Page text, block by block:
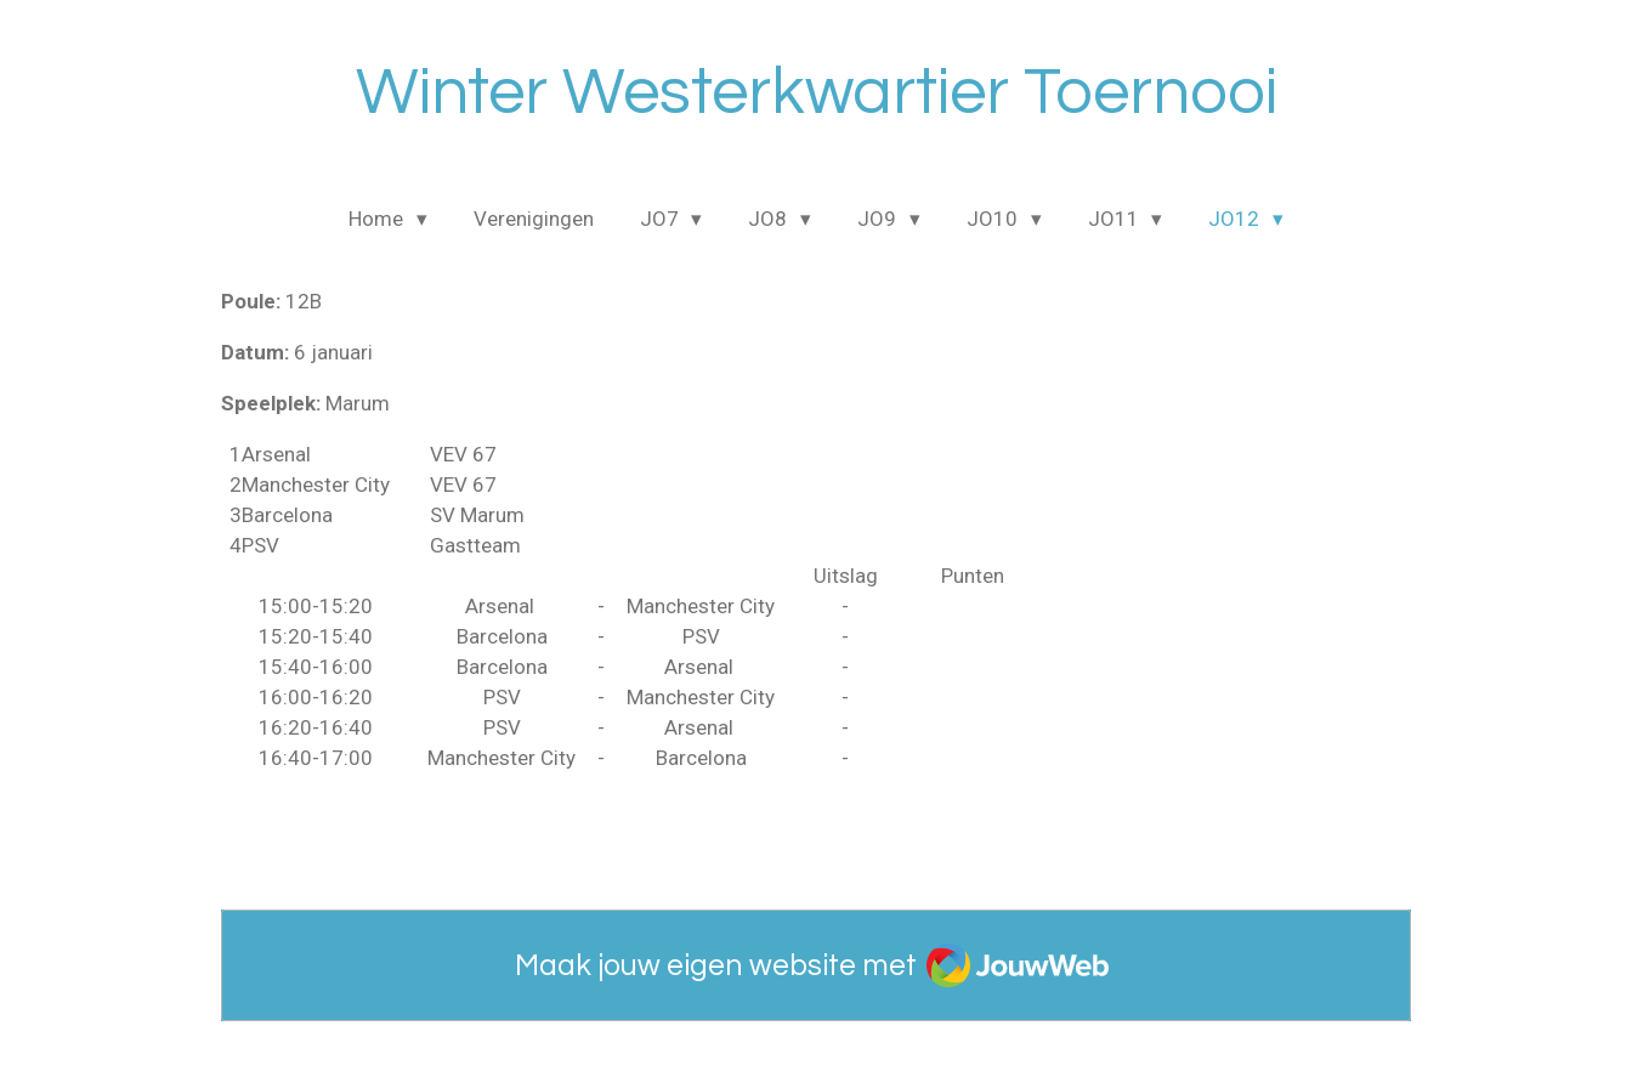
Winter Westerkwartier Toernooi
Home Verenigingen JO7 JO8 JO9 JO10 JO11 JO12
Poule: 12B
Datum: 6 januari
Speelplek: Marum
1 Arsenal
VEV 67
2Manchester City
VEV 67
3Barcelona
SV Marum
4PSV
Gastteam
Uitslag
Punten
15:00-15:20
Arsenal - Manchester City
-
15:20-15:40
Barcelona - PSV
-
15:40-16:00
Barcelona - Arsenal
-
16:00-16:20
PSV - Manchester City
-
16:20-16:40
PSV - Arsenal
-
16:40-17:00
Manchester City - Barcelona -
Maak jouw eigen website met
JouwWeb